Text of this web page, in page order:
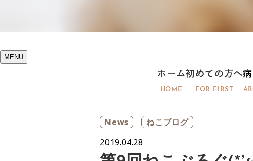
MENU
ホーム
HOME
初めての方へ
FOR FIRST
News
ねこブログ
2019.04.28